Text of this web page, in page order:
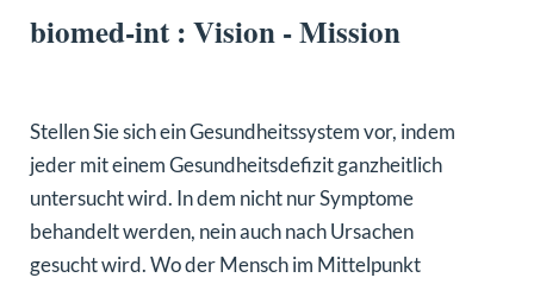
biomed-int : Vision - Mission
Stellen Sie sich ein Gesundheitssystem vor, indem
jeder mit einem Gesundheitsdefizit ganzheitlich
untersucht wird. In dem nicht nur Symptome
behandelt werden, nein auch nach Ursachen
gesucht wird. Wo der Mensch im Mittelpunkt